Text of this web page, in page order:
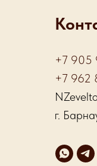
+7 905
+7 962
г.